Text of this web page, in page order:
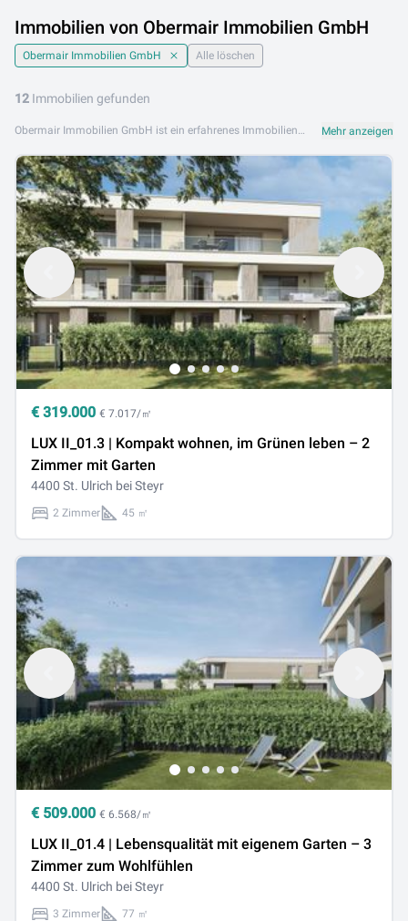
Immobilien von Obermair Immobilien GmbH
Obermair Immobilien GmbH Alle löschen
12 Immobilien gefunden
Obermair Immobilien GmbH ist ein erfahrenes Immobilienunternehmen, das seinen Kunden kompetente Unterstützung beim Kauf, Verkauf und der Vermietung von Immobilien bietet. Mit solider Marktkenntnis und persönlichem Engagement findet Obermair Immobilien GmbH die optimale Immobilienlösung für jeden Bedarf. Das Portfolio von Obermair Immobilien GmbH umfasst Eigentumswohnungen, Mietwohnungen, Einfamilienhäuser, Grundstücke sowie Gewerbe- und Anlageimmobilien. Das engagierte Team steht für Verlässlichkeit und Transparenz. Obermair Immobilien GmbH ist an folgenden Standorten aktiv: 4400 Steyr. Durchsuchen Sie jetzt das aktuelle Immobilienangebot von Obermair Immobilien GmbH auf Lib.at und finden Sie Ihr neues Zuhause. Mehr anzeigen
€ 319.000 € 7.017/㎡
LUX II_01.3 | Kompakt wohnen, im Grünen leben – 2
Zimmer mit Garten
4400 St. Ulrich bei Steyr
2 Zimmer 45 ㎡
€ 509.000 € 6.568/㎡
LUX II_01.4 | Lebensqualität mit eigenem Garten – 3
Zimmer zum Wohlfühlen
4400 St. Ulrich bei Steyr
3 Zimmer 77 ㎡